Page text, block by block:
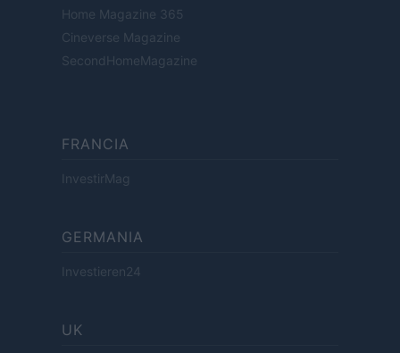
Home Magazine 365
Cineverse Magazine
SecondHomeMagazine
FRANCIA
InvestirMag
GERMANIA
Investieren24
UK